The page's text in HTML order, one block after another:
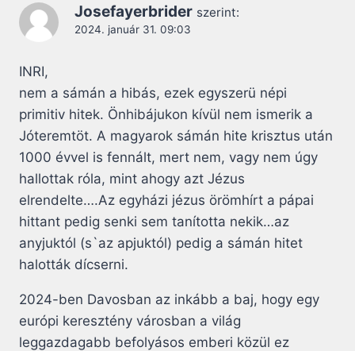
Josefayerbrider szerint:
2024. január 31. 09:03
INRI,
nem a sámán a hibás, ezek egyszerü népi
primitiv hitek. Önhibájukon kívül nem ismerik a
Jóteremtöt. A magyarok sámán hite krisztus után
1000 évvel is fennált, mert nem, vagy nem úgy
hallottak róla, mint ahogy azt Jézus
elrendelte….Az egyházi jézus örömhírt a pápai
hittant pedig senki sem tanította nekik…az
anyjuktól (s`az apjuktól) pedig a sámán hitet
halották dícserni.
2024-ben Davosban az inkább a baj, hogy egy
európi keresztény városban a világ
leggazdagabb befolyásos emberi közül ez